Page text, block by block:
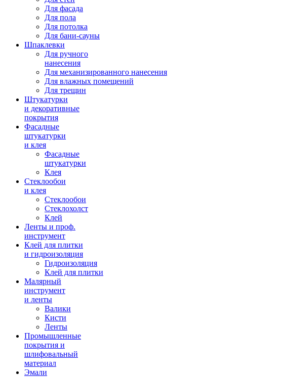
Для фасада
Для пола
Для потолка
Для бани-сауны
Шпаклевки
Для ручного
нанесения
Для механизированного нанесения
Для влажных помещений
Для трещин
Штукатурки
и декоративные
покрытия
Фасадные
штукатурки
и клея
Фасадные
штукатурки
Клея
Стеклообои
и клея
Стеклообои
Стеклохолст
Клей
Ленты и проф.
инструмент
Клей для плитки
и гидроизоляция
Гидроизоляция
Клей для плитки
Малярный
инструмент
и ленты
Валики
Кисти
Ленты
Промышленные
покрытия и
шлифовальный
материал
Эмали